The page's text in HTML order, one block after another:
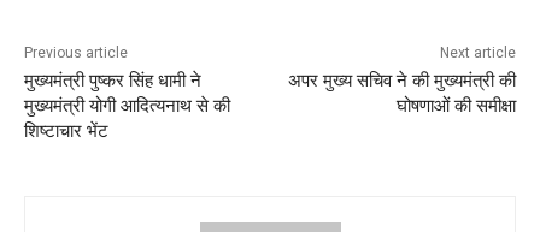
Previous article
मुख्यमंत्री पुष्कर सिंह धामी ने
मुख्यमंत्री योगी आदित्यनाथ से की
शिष्टाचार भेंट
Next article
अपर मुख्य सचिव ने की मुख्यमंत्री की
घोषणाओं की समीक्षा